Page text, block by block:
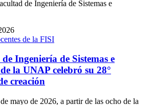
de Ingeniería de Sistemas e
Ingeniería de Sistemas e
la UNAP celebró su 28°
creación
mayo de 2026, a partir de las ocho de la